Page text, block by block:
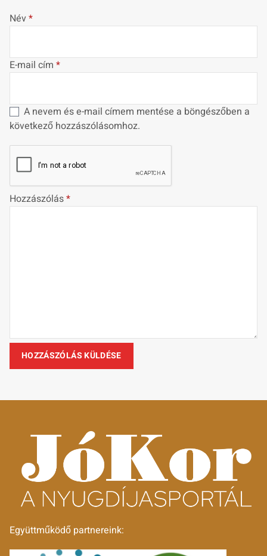
Név*
E-mail cím *
A nevem és e-mail címem mentése a böngészőben a
következő hozzászólásomhoz.
Hozzászólás*
Együttműködő partnereink: